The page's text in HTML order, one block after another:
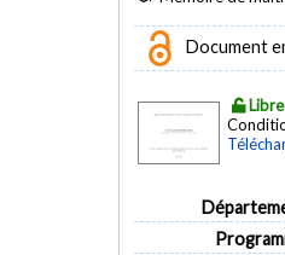
Document